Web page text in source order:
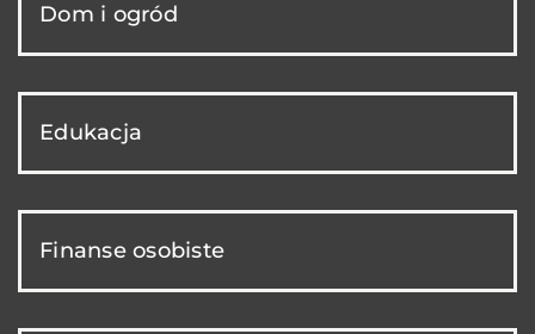
Dom i ogród
Edukacja
Finanse osobiste